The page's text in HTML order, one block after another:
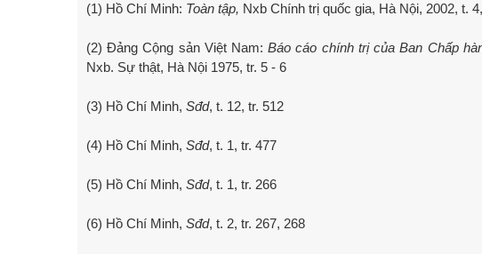
(1) Hồ Chí Minh: Toàn tập, Nxb Chính trị quốc gia, Hà Nội, 2002, t.
(2) Đảng Cộng sản Việt Nam:Báo cáo chính trị của Ban Chấp
Nxb. Sự thật, Hà Nội 1975, tr. 5 - 6
(3) Hồ Chí Minh, Sđd, t. 12, tr. 512
(4) Hồ Chí Minh, Sđd, t. 1, tr. 477
(5) Hồ Chí Minh, Sđd, t. 1, tr. 266
(6) Hồ Chí Minh, Sđd, t. 2, tr. 267, 268